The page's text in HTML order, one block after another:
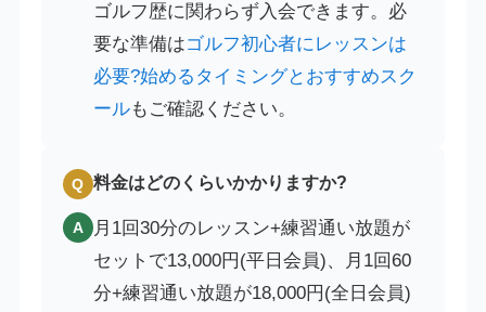
ゴルフ歴に関わらず入会できます。必
要な準備はゴルフ初心者にレッスンは
必要?始めるタイミングとおすすめスク
ールもご確認ください。
Q 料金はどのくらいかかりますか?
A 月1回30分のレッスン+練習通い放題が
セットで13,000円(平日会員)、月1回60
分+練習通い放題が18,000円(全日会員)